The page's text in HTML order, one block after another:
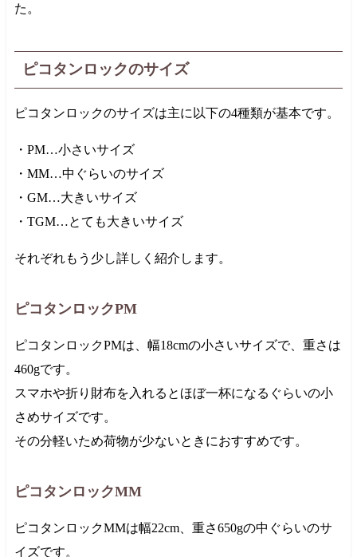
た。
ピコタンロックのサイズ
ピコタンロックのサイズは主に以下の4種類が基本です。
・PM…小さいサイズ
・MM…中ぐらいのサイズ
・GM…大きいサイズ
・TGM…とても大きいサイズ
それぞれもう少し詳しく紹介します。
ピコタンロックPM
ピコタンロックPMは、幅18cmの小さいサイズで、重さは
460gです。
スマホや折り財布を入れるとほぼ一杯になるぐらいの小
さめサイズです。
その分軽いため荷物が少ないときにおすすめです。
ピコタンロックMM
ピコタンロックMMは幅22cm、重さ650gの中ぐらいのサ
イズです。